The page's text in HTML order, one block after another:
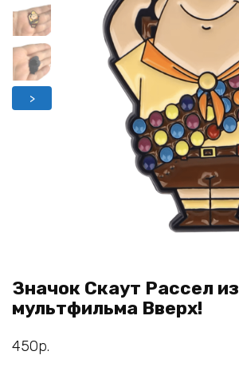
>
Значок Скаут Рассел из
мультфильма Вверх!
450р.